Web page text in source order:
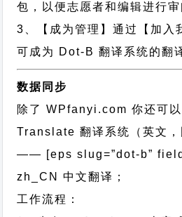
包，以便志愿者和编辑进行审
3、【成为管理】通过【加入
可成为 Dot-B 翻译系统的翻
数据同步
除了 WPfanyi.com 你还可
Translate 翻译系统（英文，
—— [eps slug=”dot-b”
zh_CN
中文翻译；
工作流程：